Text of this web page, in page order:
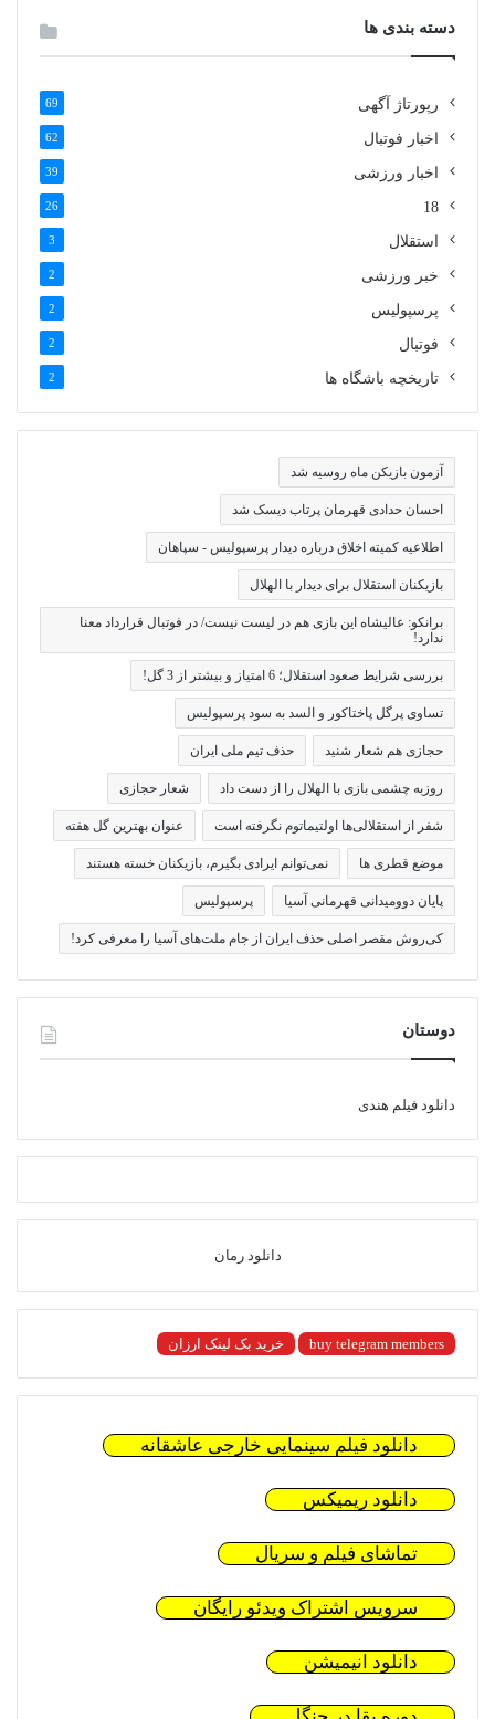
دسته بندی ها
رپورتاژ آگهی 69
اخبار فوتبال 62
اخبار ورزشی 39
18
26
استقلال 3
خبر ورزشی 2
پرسپولیس 2
فوتبال 2
تاریخچه باشگاه ها 2
آزمون بازیکن ماه روسیه شد
احسان حدادی قهرمان پرتاب دیسک شد
اطلاعیه کمیته اخلاق درباره دیدار پرسپولیس - سپاهان
بازیکنان استقلال برای دیدار با الهلال
برانکو: عالیشاه این بازی هم در لیست نیست/ در فوتبال قرارداد معنا
ندارد!
بررسی شرایط صعود استقلال؛ 6 امتیاز و بیشتر از 3 گل!
تساوی پرگل پاختاکور و السد به سود پرسپولیس
حجازی هم شعار شنید حذف تیم ملی ایران
روزبه چشمی بازی با الهلال را از دست داد شعار حجازی
شفر از استقلالی‌ها اولتیماتوم نگرفته است عنوان بهترین گل هفته
موضع قطری ها نمی‌توانم ایرادی بگیرم، بازیکنان خسته هستند
پایان دوومیدانی قهرمانی آسیا پرسپولیس
کی‌روش مقصر اصلی حذف ایران از جام ملت‌های آسیا را معرفی کرد!
دوستان
دانلود فیلم هندی
دانلود رمان
buy telegram members خرید بک لینک ارزان
دانلود فیلم سینمایی خارجی عاشقانه
دانلود ریمیکس
تماشای فیلم و سریال
سرویس اشتراک ویدئو رایگان
دانلود انیمیشن